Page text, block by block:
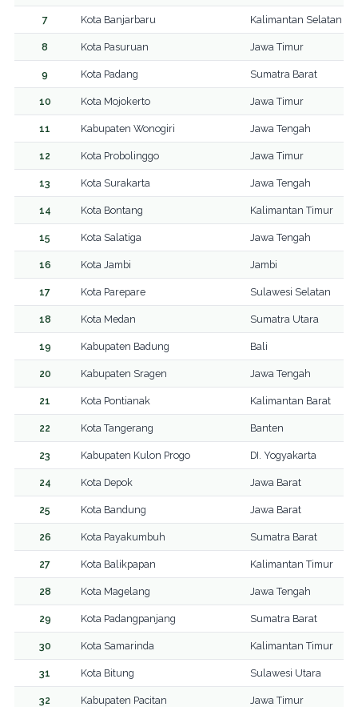
7 Kota Banjarbaru Kalimantan Selatan
8 Kota Pasuruan Jawa Timur
9 Kota Padang Sumatra Barat
10 Kota Mojokerto Jawa Timur
11 Kabupaten Wonogiri Jawa Tengah
12 Kota Probolinggo Jawa Timur
13 Kota Surakarta Jawa Tengah
14 Kota Bontang Kalimantan Timur
15 Kota Salatiga Jawa Tengah
16 Kota Jambi Jambi
17 Kota Parepare Sulawesi Selatan
18 Kota Medan Sumatra Utara
19 Kabupaten Badung Bali
20 Kabupaten Sragen Jawa Tengah
21 Kota Pontianak Kalimantan Barat
22 Kota Tangerang Banten
23 Kabupaten Kulon Progo DI. Yogyakarta
24 Kota Depok Jawa Barat
25 Kota Bandung Jawa Barat
26 Kota Payakumbuh Sumatra Barat
27 Kota Balikpapan Kalimantan Timur
28 Kota Magelang Jawa Tengah
29 Kota Padangpanjang Sumatra Barat
30 Kota Samarinda Kalimantan Timur
31 Kota Bitung Sulawesi Utara
32 Kabupaten Pacitan Jawa Timur